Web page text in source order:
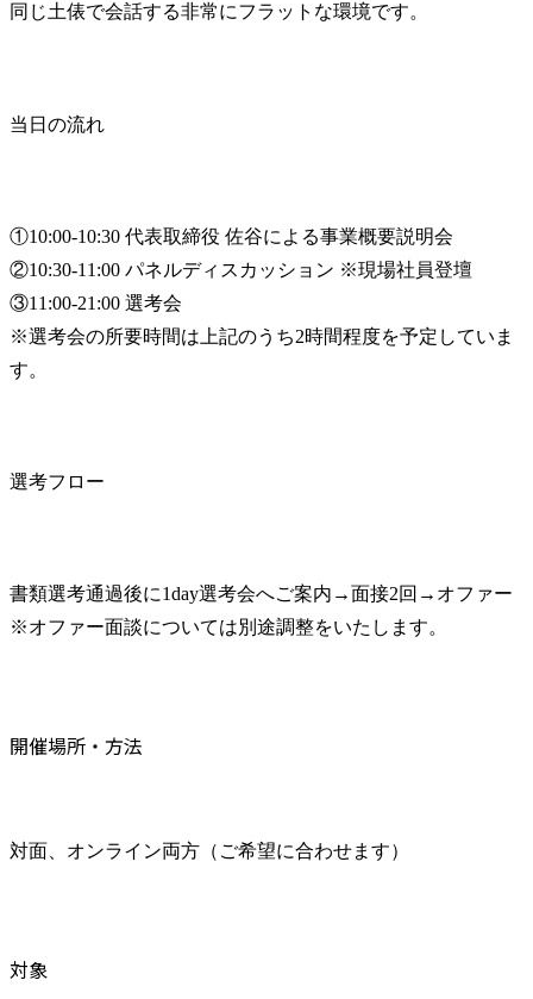
同じ土俵で会話する非常にフラットな環境です。
当日の流れ
①10:00-10:30 代表取締役 佐谷による事業概要説明会
②10:30-11:00 パネルディスカッション ※現場社員登壇
③11:00-21:00 選考会
※選考会の所要時間は上記のうち2時間程度を予定していま
す。
選考フロー
書類選考通過後に1day選考会へご案内→面接2回→オファー
※オファー面談については別途調整をいたします。
開催場所・方法
対面、オンライン両方（ご希望に合わせます）
対象